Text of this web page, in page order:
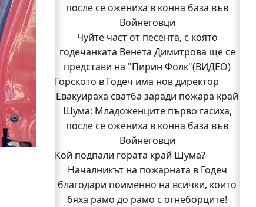
после се ожениха в конна база във
Войнеговци
Чуйте част от песента, с която
годечанката Венета Димитрова ще се
представи на "Пирин Фолк"(ВИДЕО)
Горското в Годеч има нов директор
Заповядайте! Магазинът на "Бозмов"
отваря врати в Годеч на 12 август
Бивш шеф на полицията в Годеч оглави
ОДМВР-Видин
Кой подпали гората край Шума?
Младежи от Люлин и Део сред първите
доброволци на пожара край Шума
(СНИМКИ)
Евакуираха сватба заради пожара край
Шума: Младоженците първо гасиха,
после се ожениха в конна база във
Войнеговци
Кой подпали гората край Шума?
Началникът на пожарната в Годеч
благодари поименно на всички, които
бяха рамо до рамо с огнеборците!